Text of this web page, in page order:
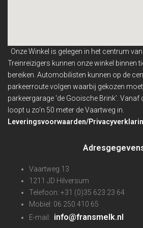
Onze Winkel is gelegen in het centrum
Treinreizigers kunnen onze winkel binnen
bereiken. Automobilisten kunnen op de
parkeerroute volgen waarbij gekozen
parkeergarage ‘de Gooische Brink’.
loopt u zo’n 50 meter de Vaartweg in.
Leveringsvoorwaarden/
Vaartweg 13
1211 JD Hilversum
Telefoon: +31 (0)35 623 23 64
Mobiel: 06 250 410 65
E-mail: info@fransmelk.nl